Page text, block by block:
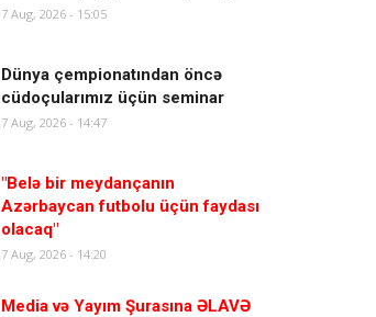
7 Aug, 2026 - 15:05
Dünya çempionatından öncə
cüdoçularımız üçün seminar
7 Aug, 2026 - 14:47
"Belə bir meydançanın
Azərbaycan futbolu üçün faydası
olacaq"
7 Aug, 2026 - 14:20
Media və Yayım Şurasına ƏLAVƏ